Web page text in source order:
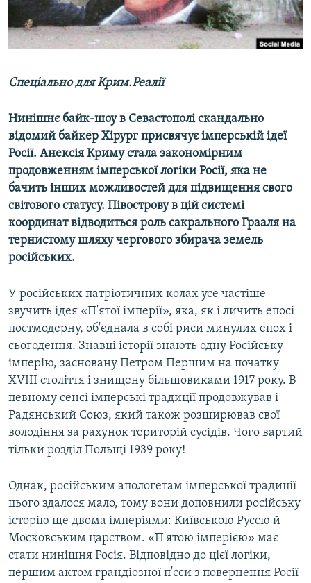
ВІДЕОУРОКИ «ELIFBE»
СВІДЧЕННЯ ОКУПАЦІЇ
ІНФОГРАФІКА
Русский
Qırımtatar
ДОЛУЧАЙСЯ!
Усі сайти RFE/RL
Спеціально для Крим.Реалії
Нинішнє байк-шоу в Севастополі скандально
відомий байкер Хірург присвячує імперській ідеї
Росії. Анексія Криму стала закономірним
продовженням імперської логіки Росії, яка не
бачить інших можливостей для підвищення свого
світового статусу. Півострову в цій системі
координат відводиться роль сакрального Грааля на
тернистому шляху чергового збирача земель
російських.
У російських патріотичних колах усе частіше
звучить ідея «П'ятої імперії», яка, як і личить епосі
постмодерну, об'єднала в собі риси минулих епох і
сьогодення. Знавці історії знають одну Російську
імперію, засновану Петром Першим на початку
XVIII століття і знищену більшовиками 1917 року. В
певному сенсі імперські традиції продовжував і
Радянський Союз, який також розширював свої
володіння за рахунок територій сусідів. Чого вартий
тільки розділ Польщі 1939 року!
Однак, російським апологетам імперської традиції
цього здалося мало, тому вони доповнили російську
історію ще двома імперіями: Київською Руссю й
Московським царством. «П'ятою імперією» має
стати нинішня Росія. Відповідно до цієї логіки,
першим актом грандіозної п'єси з повернення Росії